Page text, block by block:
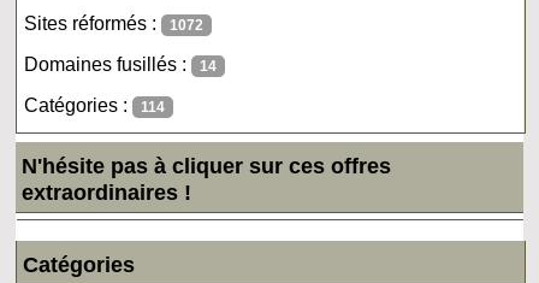
Sites réformés : 1072
Domaines fusillés : 14
Catégories : 114
N'hésite pas à cliquer sur ces offres
extraordinaires !
Catégories